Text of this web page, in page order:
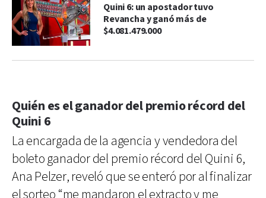
Quini 6: un apostador tuvo
Revancha y ganó más de
$4.081.479.000
Quién es el ganador del premio récord del
Quini 6
La encargada de la agencia y vendedora del
boleto ganador del premio récord del Quini 6,
Ana Pelzer, reveló que se enteró por al finalizar
el sorteo “me mandaron el extracto y me